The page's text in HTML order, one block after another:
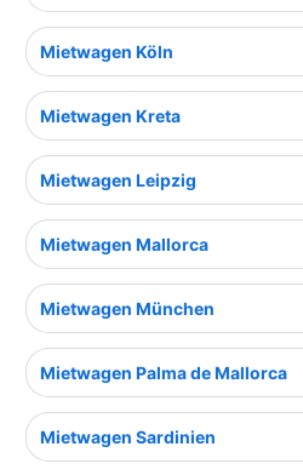
Mietwagen Köln
Mietwagen Kreta
Mietwagen Leipzig
Mietwagen Mallorca
Mietwagen München
Mietwagen Palma de Mallorca
Mietwagen Sardinien